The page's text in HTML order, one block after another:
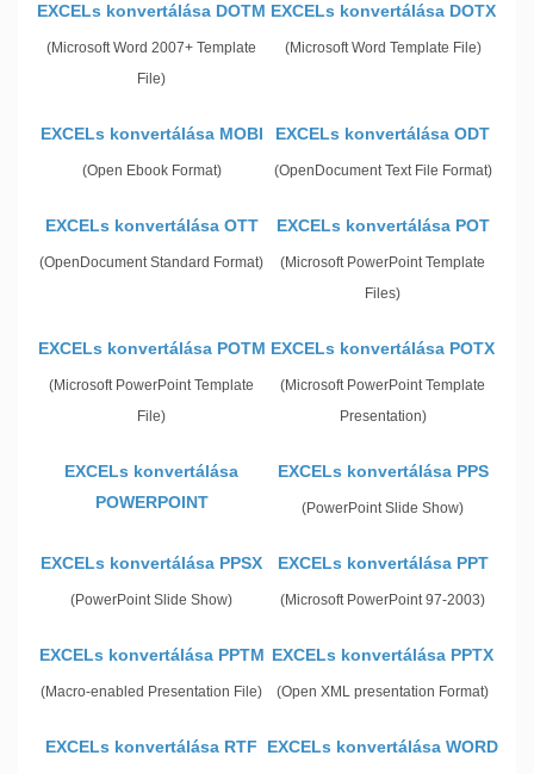
EXCELs konvertálása DOTM
(Microsoft Word 2007+ Template
File)
EXCELs konvertálása DOTX
(Microsoft Word Template File)
EXCELs konvertálása MOBI
(Open Ebook Format)
EXCELs konvertálása ODT
(OpenDocument Text File Format)
EXCELs konvertálása OTT
(OpenDocument Standard Format)
EXCELs konvertálása POT
(Microsoft PowerPoint Template
Files)
EXCELs konvertálása POTM
(Microsoft PowerPoint Template
File)
EXCELs konvertálása POTX
(Microsoft PowerPoint Template
Presentation)
EXCELs konvertálása
POWERPOINT
EXCELs konvertálása PPS
(PowerPoint Slide Show)
EXCELs konvertálása PPSX
(PowerPoint Slide Show)
EXCELs konvertálása PPT
(Microsoft PowerPoint 97-2003)
EXCELs konvertálása PPTM
(Macro-enabled Presentation File)
EXCELs konvertálása PPTX
(Open XML presentation Format)
EXCELs konvertálása RTF EXCELs konvertálása WORD